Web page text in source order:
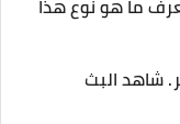
ما هو نوع هذا
شاهد البث